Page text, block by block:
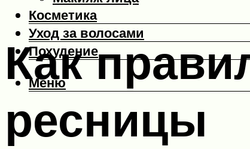
Косметика
Уход за волосами
Похудение
Меню
Как
ресницы